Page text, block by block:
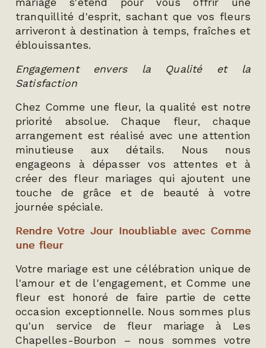
mariage s'étend pour vous offrir une
tranquillité d'esprit, sachant que vos fleurs
arriveront à destination à temps, fraîches et
éblouissantes.
Engagement envers la Qualité et la
Satisfaction
Chez Comme une fleur, la qualité est notre
priorité absolue. Chaque fleur, chaque
arrangement est réalisé avec une attention
minutieuse aux détails. Nous nous
engageons à dépasser vos attentes et à
créer des fleur mariages qui ajoutent une
touche de grâce et de beauté à votre
journée spéciale.
Rendre Votre Jour Inoubliable avec Comme
une fleur
Votre mariage est une célébration unique de
l'amour et de l'engagement, et Comme une
fleur est honoré de faire partie de cette
occasion exceptionnelle. Nous sommes plus
qu'un service de fleur mariage à Les
Chapelles-Bourbon – nous sommes votre